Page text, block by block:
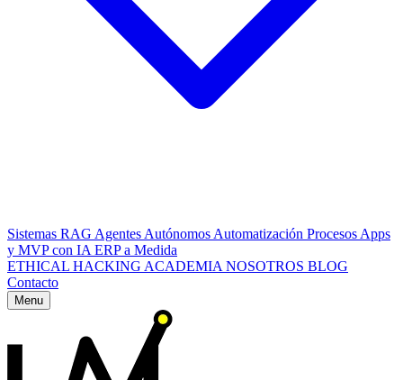
Sistemas RAG Agentes Autónomos Automatización Procesos Apps
y MVP con IA ERP a Medida
ETHICAL HACKING ACADEMIA NOSOTROS BLOG
Contacto
Menu